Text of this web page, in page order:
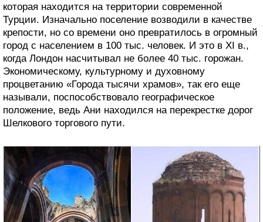
которая находится на территории современной
Турции. Изначально поселение возводили в качестве
крепости, но со времени оно превратилось в огромный
город с населением в 100 тыс. человек. И это в XI в.,
когда Лондон насчитывал не более 40 тыс. горожан.
Экономическому, культурному и духовному
процветанию «Города тысячи храмов», так его еще
называли, поспособствовало географическое
положение, ведь Ани находился на перекрестке дорог
Шелкового торгового пути.